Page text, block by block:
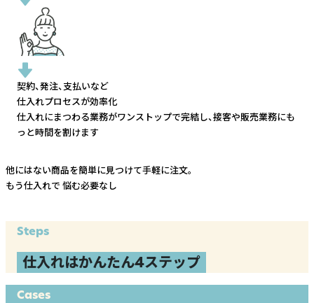
契約、発注、支払いなど
仕入れプロセスが効率化
仕入れにまつわる業務がワンストップで完結し、接客や販売業務にも
っと時間を割けます
他にはない商品を簡単に見つけて手軽に注文。
もう仕入れで 悩む必要なし
Steps
仕入れはかんたん4ステップ
Cases